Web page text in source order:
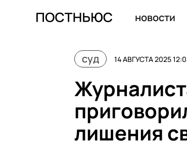
новости
суд 14 АВГУСТА 2025
лишения